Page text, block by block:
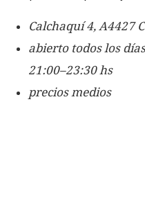
Calchaquí 4, A4427
abierto todos los
21:00–23:30 hs
precios medios